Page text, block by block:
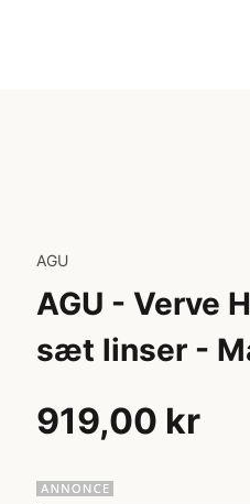
AGU
AGU - Verve
sæt linser -
919,00 kr